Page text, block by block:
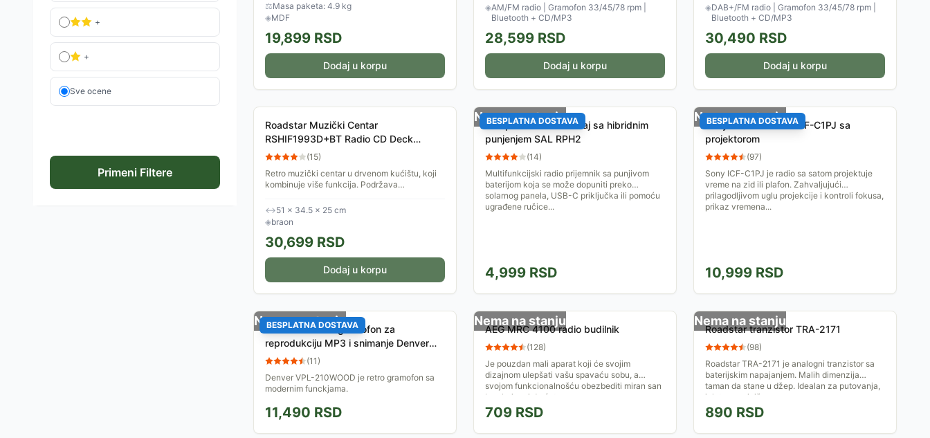
+
+
Sve ocene
Primeni Filtere
⚖Masa paketa: 4.9 kg
◈MDF
19,899 RSD
Dodaj u korpu
◈AM/FM radio | Gramofon 33/45/78 rpm |
Bluetooth + CD/MP3
28,599 RSD
Dodaj u korpu
◈DAB+/FM radio | Gramofon 33/45/78 rpm |
Bluetooth + CD/MP3
30,490 RSD
Dodaj u korpu
Roadstar Muzički Centar
RSHIF1993D+BT Radio CD Deck
Gramofon(15)
Retro muzički centar u drvenom kućištu, koji
kombinuje više funkcija. Podržava
i 78 obrtaja u minuti,...
↔51 × 34.5 × 25 cm
◈braon
30,699 RSD
Dodaj u korpu
BESPLATNA DOSTAVA
Nema na stanju
Kamperski radio uređaj sa hibridnim
punjenjem SAL RPH2
(14)
Multifunkcijski radio prijemnik sa punjivom
baterijom koja se može dopuniti preko
solarnog panela, USB-C priključka ili pomoću
ugrađene ručice...
4,999 RSD
BESPLATNA DOSTAVA
Nema na stanju
Sony radio budilnik ICF-C1PJ sa
projektorom
(97)
Sony ICF-C1PJ je radio sa satom projektuje
vreme na zid ili plafon. Zahvaljujući
prilagodljivom uglu projekcije i kontroli fokusa,
prikaz vremena...
10,999 RSD
BESPLATNA DOSTAVA
Nema na stanju
Retro Bluetooth gramofon za
reprodukciju MP3 i snimanje Denver
VPL-210WOOD
(11)
Denver VPL-210WOOD je retro gramofon sa
modernim funckjama.
11,490 RSD
Nema na stanju
AEG MRC 4100 radio budilnik
(128)
Je pouzdan mali aparat koji će svojim
dizajnom ulepšati vašu spavaću sobu, a
svojom funkcionalnošću obezbediti miran san
bez bojazni da ćete...
709 RSD
Nema na stanju
Roadstar tranzistor TRA-2171
(98)
Roadstar TRA-2171 je analogni tranzistor sa
baterijskim napajanjem. Malih dimenzija
taman da stane u džep. Idealan za putovanja,
izlete, a najviše ga...
890 RSD